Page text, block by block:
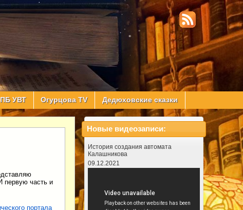
УВТ Огурцова TV Дедюховские сказки
первую часть и
портала
Новые видеозаписи:
История создания автомата
Калашникова
09.12.2021